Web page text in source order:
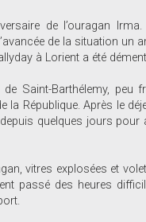
de l’ouragan
de la situation un
à Lorient a été
Saint-Barthélemy,
la République. Après le
quelques jours
vitres explosées et
passé des heures